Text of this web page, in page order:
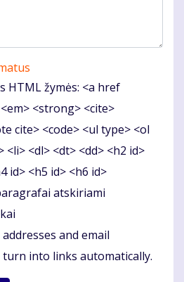
HTML žymės: <a href
<strong> <cite>
cite> <code> <ul type> <ol
<dl> <dt> <dd> <h2 id>
id> <h5 id> <h6 id>
atskiriami
and email
turn into links automatically.